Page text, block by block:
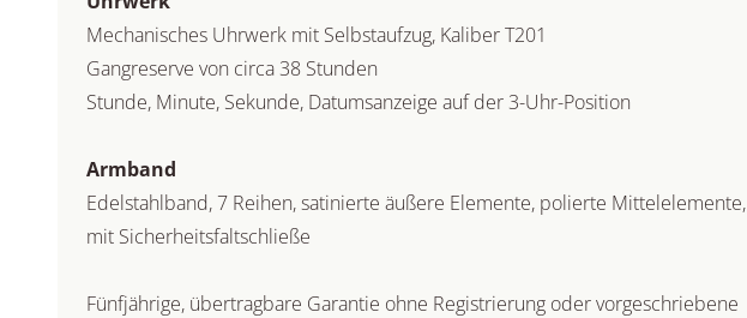
Mechanisches Uhrwerk mit Selbstaufzug, Kaliber T201
Gangreserve von circa 38 Stunden
Stunde, Minute, Sekunde, Datumsanzeige auf der 3-Uhr-Position
Armband
Edelstahlband, 7 Reihen, satinierte äußere Elemente, polierte Mittelelemente,
mit Sicherheitsfaltschließe
Fünfjährige, übertragbare Garantie ohne Registrierung oder vorgeschriebene